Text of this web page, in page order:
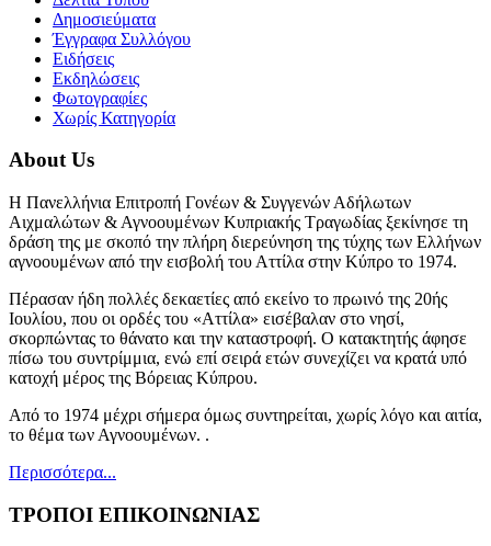
Δημοσιεύματα
Έγγραφα Συλλόγου
Ειδήσεις
Εκδηλώσεις
Φωτογραφίες
Χωρίς Κατηγορία
About Us
Η Πανελλήνια Επιτροπή Γονέων & Συγγενών Αδήλωτων
Αιχμαλώτων & Αγνοουμένων Κυπριακής Τραγωδίας ξεκίνησε τη
δράση της με σκοπό την πλήρη διερεύνηση της τύχης των Ελλήνων
αγνοουμένων από την εισβολή του Αττίλα στην Κύπρο το 1974.
Πέρασαν ήδη πολλές δεκαετίες από εκείνο το πρωινό της 20ής
Ιουλίου, που οι ορδές του «Αττίλα» εισέβαλαν στο νησί,
σκορπώντας το θάνατο και την καταστροφή. Ο κατακτητής άφησε
πίσω του συντρίμμια, ενώ επί σειρά ετών συνεχίζει να κρατά υπό
κατοχή μέρος της Βόρειας Κύπρου.
Από το 1974 μέχρι σήμερα όμως συντηρείται, χωρίς λόγο και αιτία,
το θέμα των Αγνοουμένων. .
Περισσότερα...
ΤΡΟΠΟΙ ΕΠΙΚΟΙΝΩΝΙΑΣ